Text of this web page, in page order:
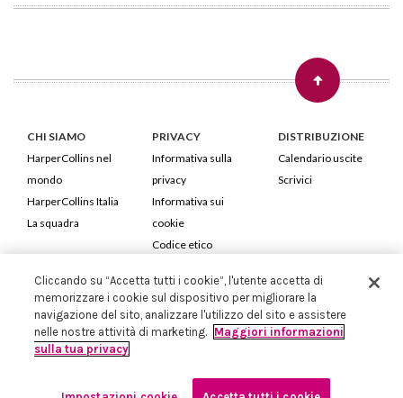
CHI SIAMO
HarperCollins nel
mondo
HarperCollins Italia
La squadra
PRIVACY
Informativa sulla
privacy
Informativa sui
cookie
Codice etico
DISTRIBUZIONE
Calendario uscite
Scrivici
HarperCollins Italia S.p.A. Viale Monte Nero, 84 - 20135 Milano
Cod. Fiscale e P.IVA 05946780151 - Capitale Sociale 258.250 €
Iscritta in Milano al Registro delle imprese nr.198004 e REA nr.1051898
Cliccando su “Accetta tutti i cookie”, l'utente accetta di
memorizzare i cookie sul dispositivo per migliorare la
navigazione del sito, analizzare l'utilizzo del sito e assistere
nelle nostre attività di marketing. Maggiori informazioni
sulla tua privacy